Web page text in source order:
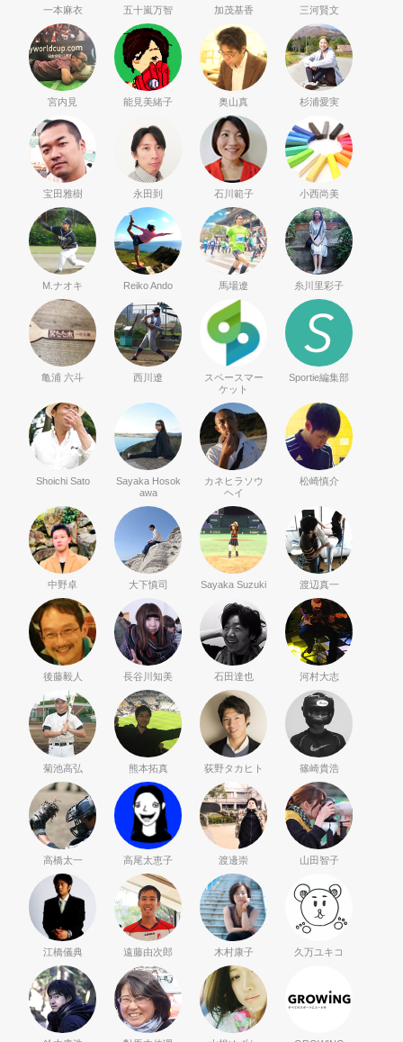
一本麻衣 五十嵐万智 加茂基香 三河賢文
宮内見 能見美緒子 奥山真 杉浦愛実
宝田雅樹 永田到 石川範子 小西尚美
M.ナオキ Reiko Ando 馬場遼 糸川里彩子
亀浦 六斗 西川遼
スペースマー
ケット
Sportie編集部
Shoichi Sato
Sayaka Hosok
awa
カネヒラソウ
ヘイ
松崎慎介
中野卓 大下慎司 Sayaka Suzuki 渡辺真一
後藤毅人 長谷川知美 石田達也 河村大志
菊池高弘 熊本拓真 荻野タカヒト 篠崎貴浩
高橋太一 高尾太恵子 渡邊崇 山田智子
江橋儀典 遠藤由次郎 木村康子 久万ユキコ